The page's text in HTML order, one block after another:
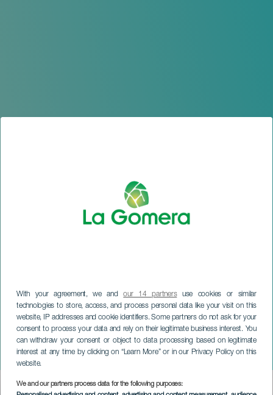
With your agreement, we andour 14 partnersuse cookies or similar
technologies to store, access, and process personal data like your visit on this
website, IP addresses and cookie identifiers. Some partners do not ask for your
consent to process your data and rely on their legitimate business interest. You
can withdraw your consent or object to data processing based on legitimate
interest at any time by clicking on “Learn More” or in our Privacy Policy on this
website.
We and our partners process data for the following purposes:
Festival de Música años
90. La Gomera
LA GOMERA
Imagen